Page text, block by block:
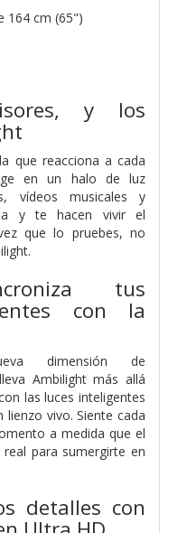
164 cm (65")
y los
que reacciona a cada
en un halo de luz
vídeos musicales y
y te hacen vivir el
que lo pruebes, no
tus
con la
dimensión de
Ambilight más allá
las luces inteligentes
vivo. Siente cada
a medida que el
para sumergirte en
detalles con